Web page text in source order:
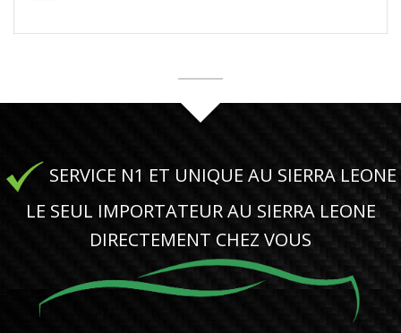
SERVICE N1 ET UNIQUE AU SIERRA LEONE
LE SEUL IMPORTATEUR AU SIERRA LEONE
DIRECTEMENT CHEZ VOUS